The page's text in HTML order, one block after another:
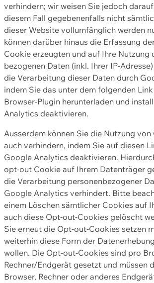
verhindern; wir weisen Sie jedoch
diesem Fall gegebenenfalls nicht
dieser Website vollumfänglich werden
können darüber hinaus die Erfassung
Cookie erzeugten und auf Ihre Nutzung
bezogenen Daten (inkl. Ihrer IP-
die Verarbeitung dieser Daten durch
indem Sie das unter dem folgenden
Browser-Plugin herunterladen und
Analytics deaktivieren.
Ausserdem können Sie die Nutzung
auch verhindern, indem Sie auf diesen
Google Analytics deaktivieren.
opt-out Cookie auf Ihrem Datenträger
die Verarbeitung personenbezogener
Google Analytics verhindert. Bitte
einem Löschen sämtlicher Cookies auf
auch diese Opt-out-Cookies gelöscht
Sie erneut die Opt-out-Cookies setzen
weiterhin diese Form der
wollen. Die Opt-out-Cookies sind pro
Rechner/Endgerät gesetzt und müssen
Browser, Rechner oder anderes